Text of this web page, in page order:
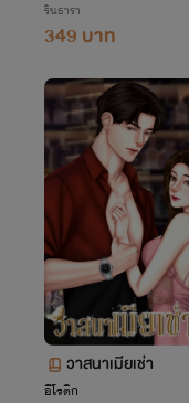
รินธารา
349 บาท
วาสนาเมียเช่า
อีโรติก